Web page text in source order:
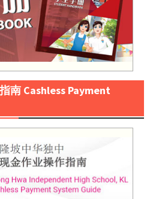
南 Cashless Payment